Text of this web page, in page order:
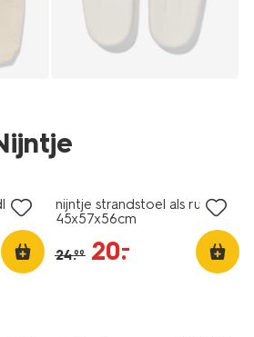
nijntje strandstoel als rugzak
45x57x56cm
24.99 20.
–